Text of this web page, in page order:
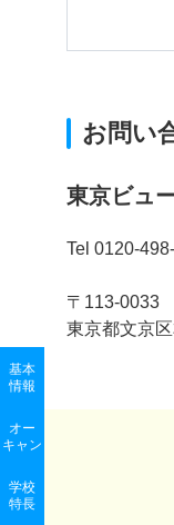
基本
情報
オー
キャン
学校
特長
お問い
東京ビュ
Tel 0120-
〒113-0033
東京都文京